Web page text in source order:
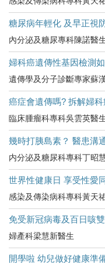
糖尿病年輕化 及早正視
內分泌及糖尿專科陳諾醫
婦科癌遺傳性基因檢測
遺傳學及分子診斷專家蘇
癌症會遺傳嗎? 拆解婦
臨床腫瘤科專科吳雲英醫
幾時打胰島素？ 醫患溝
内分泌及糖尿科專科丁昭
世界性健康日 享受性愛
感染及傳染病科專科黃天
免受新冠病毒及百日咳
婦產科梁慧新醫生
開學啦 幼兒做好健康準